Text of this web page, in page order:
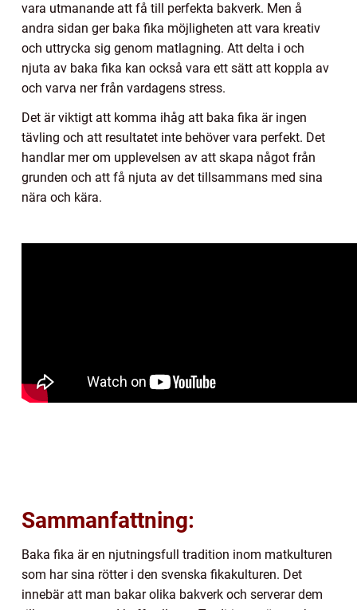
vara utmanande att få till perfekta bakverk. Men å
andra sidan ger baka fika möjligheten att vara kreativ
och uttrycka sig genom matlagning. Att delta i och
njuta av baka fika kan också vara ett sätt att koppla av
och varva ner från vardagens stress.
Det är viktigt att komma ihåg att baka fika är ingen
tävling och att resultatet inte behöver vara perfekt. Det
handlar mer om upplevelsen av att skapa något från
grunden och att få njuta av det tillsammans med sina
nära och kära.
Sammanfattning:
Baka fika är en njutningsfull tradition inom matkulturen
som har sina rötter i den svenska fikakulturen. Det
innebär att man bakar olika bakverk och serverar dem